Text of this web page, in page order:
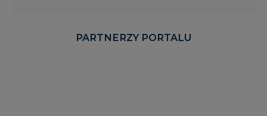
PARTNERZY PORTALU